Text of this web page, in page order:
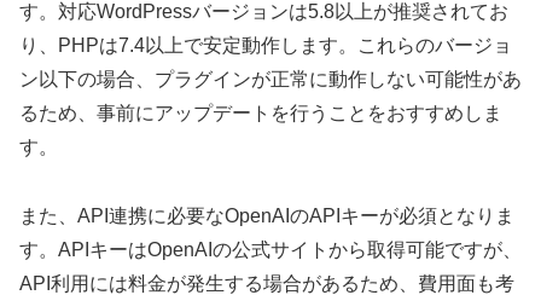
す。対応WordPressバージョンは5.8以上が推奨されてお
り、PHPは7.4以上で安定動作します。これらのバージョ
ン以下の場合、プラグインが正常に動作しない可能性があ
るため、事前にアップデートを行うことをおすすめしま
す。
また、API連携に必要なOpenAIのAPIキーが必須となりま
す。APIキーはOpenAIの公式サイトから取得可能ですが、
API利用には料金が発生する場合があるため、費用面も考